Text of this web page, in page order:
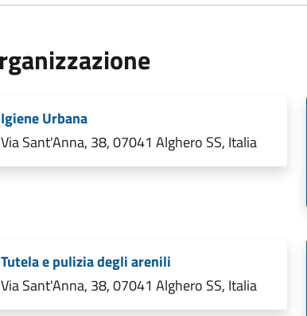
Igiene Urbana
Via Sant'Anna, 38, 07041 Alghero SS, Italia
Tutela e pulizia degli arenili
Via Sant'Anna, 38, 07041 Alghero SS, Italia